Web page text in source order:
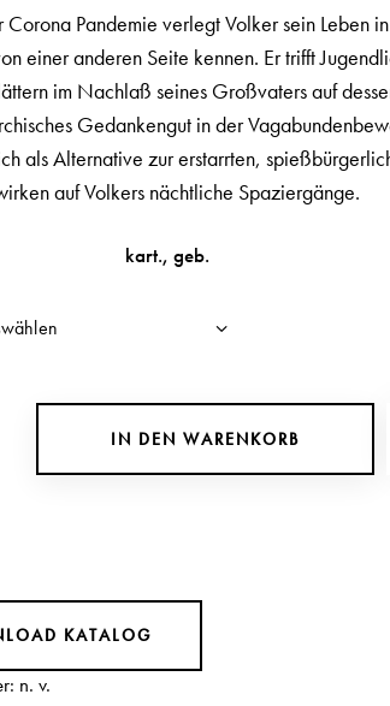
Pandemie verlegt Volker sein Leben
einer anderen Seite kennen. Er trifft
im Nachlaß seines Großvaters auf
Gedankengut in der
als Alternative zur erstarrten,
auf Volkers nächtliche Spaziergänge.
kart.,geb.
IN DEN WARENKORB
KATALOG
n. v.